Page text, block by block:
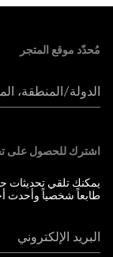
مُحدّد موقع المتجر
الدولة/المنطقة،
اشترك للحصول على
يمكنك تلقي تحديثات
طابعاً شخصياً وأحدث
البريد الإلكتروني